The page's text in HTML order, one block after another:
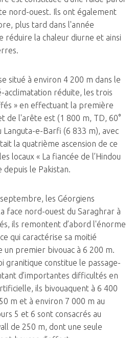
nord-ouest. Ils ont également
plus tard dans l'année
réduire la chaleur diurne et ainsi
situé à environ 4 200 m dans le
acclimatation réduite, les trois
» en effectuant la première
de l'arête est (1 800 m, TD, 60°
Languta-e-Barfi (6 833 m), avec
la quatrième ascension de ce
locaux « La fiancée de l’Hindou
depuis le Pakistan.
les Géorgiens
face nord-ouest du Saraghrar à
ils remontent d’abord l'énorme
qui caractérise sa moitié
premier bivouac à 6 200 m.
granitique constitue le passage-
d’importantes difficultés en
ils bivouaquent à 6 400
m et à environ 7 000 m au
5 et 6 sont consacrés au
de 250 m, dont une seule